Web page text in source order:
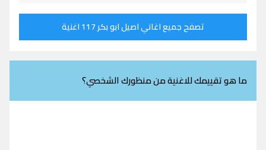
تصفح جميع اغاني اصيل ابو بكر 117 اغنية
ما هو تقييمك للاغنية من منظورك الشخصي؟